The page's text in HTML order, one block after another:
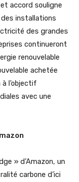
accord souligne
des installations
des grandes
continueront
renouvelable
achetée
l’objectif
avec une
» d’Amazon, un
carbone d’ici